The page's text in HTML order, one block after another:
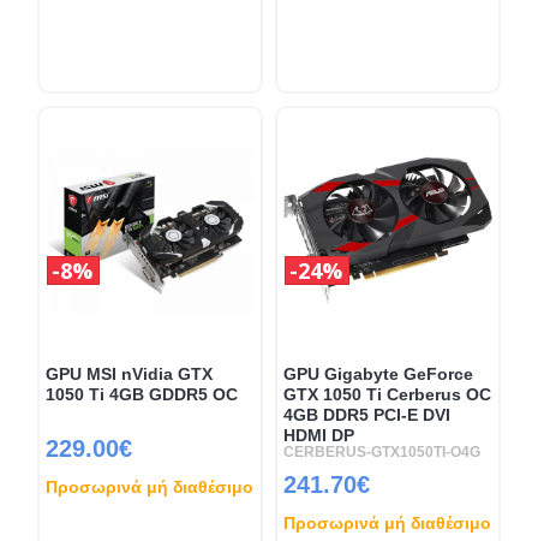
GPU MSI nVidia GTX
1050 Ti 4GB GDDR5 OC
229.00€
8%
Προσωρινά μή διαθέσιμο
GPU Gigabyte GeForce
GTX 1050 Ti Cerberus OC
4GB DDR5 PCI-E DVI
HDMI DP
CERBERUS-GTX1050TI-O4G
241.70€
24%
Προσωρινά μή διαθέσιμο